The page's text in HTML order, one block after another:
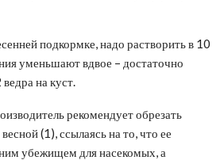
подкормке, надо растворить в 10
уменьшают вдвое – достаточно
на куст.
рекомендует обрезать
(1), ссылаясь на то, что ее
убежищем для насекомых, а